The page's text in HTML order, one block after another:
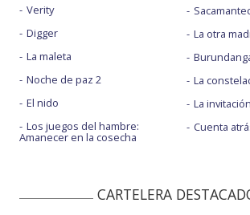
Verity
Digger
La maleta
Noche de paz 2
El nido
Los juegos del hambre:
Amanecer en la cosecha
La otra
La
La invitación
Cuenta
CARTELERA